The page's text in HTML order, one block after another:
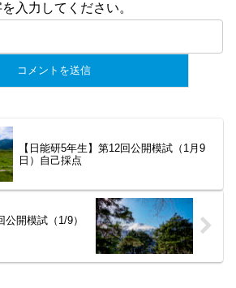
入力してください。
【日能研5年生】第12回公開模試（1月9
日）自己採点
公開模試（1/9）